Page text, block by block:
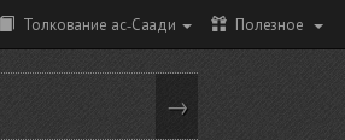
Толкование ас-Саади Полезное
→